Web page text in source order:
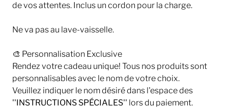
de vos attentes. Inclus un cordon pour la charge.
Ne va pas au lave-vaisselle.
🎨 Personnalisation Exclusive
Rendez votre cadeau unique! Tous nos produits sont
personnalisables avec le nom de votre choix.
Veuillez indiquer le nom désiré dans l'espace des
''INSTRUCTIONS SPÉCIALES'' lors du paiement.